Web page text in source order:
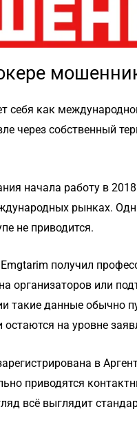
себя как
через собственный
начала работу в
рынках.
не приводится.
получил
организаторов или
такие данные обычно
на уровне
в
приводятся
всё выглядит